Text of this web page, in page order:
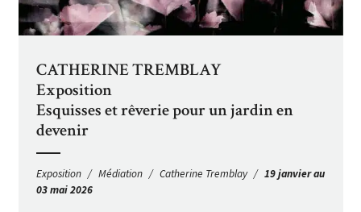
CATHERINE TREMBLAY
Exposition
Esquisses et rêverie pour un jardin en
devenir
Exposition Médiation Catherine Tremblay
19 janvier au
03 mai 2026